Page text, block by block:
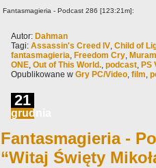
Fantasmagieria - Podcast 286 [123:21m]:
Autor: Dahman
Tagi: Assassin's Creed IV, Child of
fantasmagieria, Freedom Cry,
ONE, Out of This World., podcast, PS
Opublikowane w Gry PC/Video, film,
21
grudnia
Fantasmagieria -
“Witaj Święty